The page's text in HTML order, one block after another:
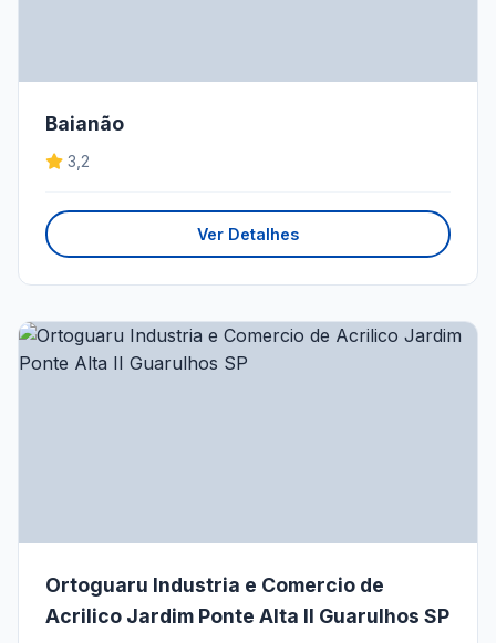
Baianão
3,2
Ver Detalhes
Ortoguaru Industria e Comercio de
Acrilico Jardim Ponte Alta II Guarulhos SP